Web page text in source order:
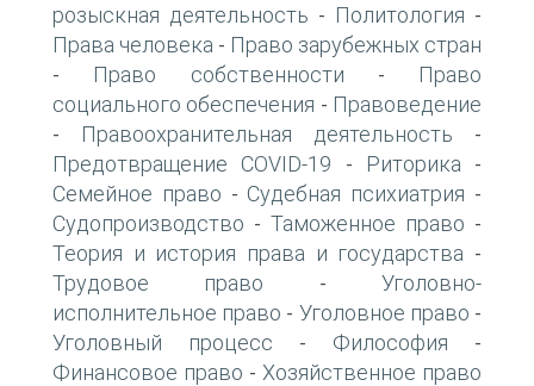
розыскная деятельность - Политология -
Права человека - Право зарубежных стран
- Право собственности -
Право
социального обеспечения - Правоведение
- Правоохранительная деятельность -
Предотвращение COVID-19 - Риторика -
Семейное право - Судебная психиатрия -
Судопроизводство - Таможенное право -
Теория и история права и государства -
Трудовое право -Уголовно-
исполнительное право - Уголовное право -
Уголовный процесс - Философия -
Финансовое право - Хозяйственное право